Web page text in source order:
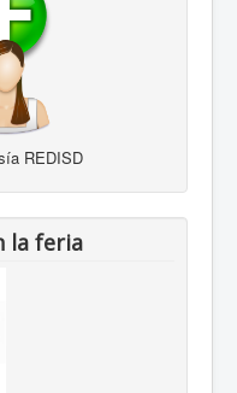
REDISD
la feria